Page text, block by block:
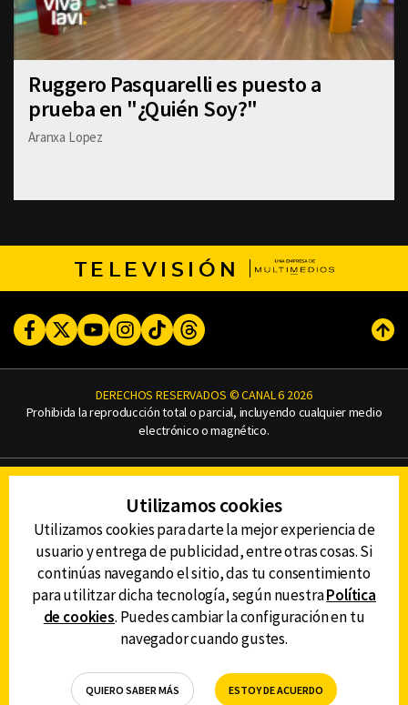
Ruggero Pasquarelli es puesto a
prueba en "¿Quién Soy?"
Aranxa Lopez
TELEVISIÓN
FacebookTwitterYoutubeInstagram
TikTokThreads
DERECHOS RESERVADOS © CANAL 6 2026
Prohibida la reproducción total o parcial, incluyendo cualquier medio
electrónico o magnético.
AVISO DE PRIVACIDAD
AVISO LEGAL
DEFENSORÍA DE LAS AUDIENCIAS
DESCARGA LA APP DE CANAL 6
Utilizamos cookies
Utilizamos cookies para darte la mejor experiencia de
usuario y entrega de publicidad, entre otras cosas. Si
continúas navegando el sitio, das tu consentimiento
para utilitzar dicha tecnología, según nuestraPolítica
de cookies. Puedes cambiar la configuración en tu
navegador cuando gustes.
QUIERO SABER MÁS ESTOY DE ACUERDO